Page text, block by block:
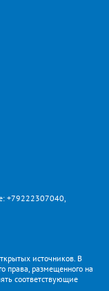
+79222307040,
источников. В
права, размещенного на
соответствующие